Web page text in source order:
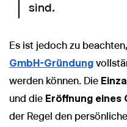
sind.
Es ist jedoch zu
GmbH-Gründung
werden können. Die
und die Eröffnung eines
der Regel den